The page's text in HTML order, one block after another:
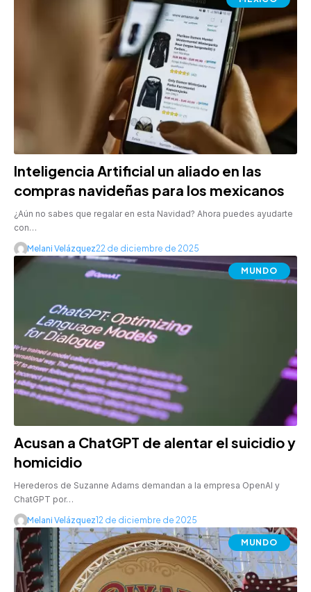
Inteligencia Artificial un aliado en las
compras navideñas para los mexicanos
¿Aún no sabes que regalar en esta Navidad? Ahora puedes ayudarte
con…
Melani Velázquez22 de diciembre de 2025
MUNDO
Acusan a ChatGPT de alentar el suicidio y
homicidio
Herederos de Suzanne Adams demandan a la empresa OpenAI y
ChatGPT por…
Melani Velázquez12 de diciembre de 2025
MUNDO